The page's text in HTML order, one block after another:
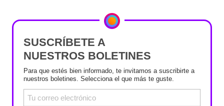
SUSCRÍBETE A
NUESTROS BOLETINES
Para que estés bien informado, te invitamos a suscribirte a
nuestros boletines. Selecciona el que más te guste.